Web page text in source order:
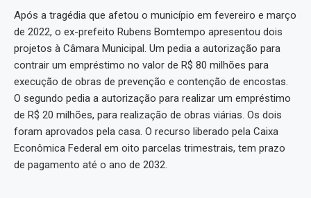
Após a tragédia que afetou o município em fevereiro e março
de 2022, o ex-prefeito Rubens Bomtempo apresentou dois
projetos à Câmara Municipal. Um pedia a autorização para
contrair um empréstimo no valor de R$ 80 milhões para
execução de obras de prevenção e contenção de encostas.
O segundo pedia a autorização para realizar um empréstimo
de R$ 20 milhões, para realização de obras viárias. Os dois
foram aprovados pela casa. O recurso liberado pela Caixa
Econômica Federal em oito parcelas trimestrais, tem prazo
de pagamento até o ano de 2032.